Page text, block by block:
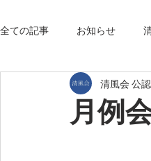
全ての記事 お知らせ
月例
清風会 公